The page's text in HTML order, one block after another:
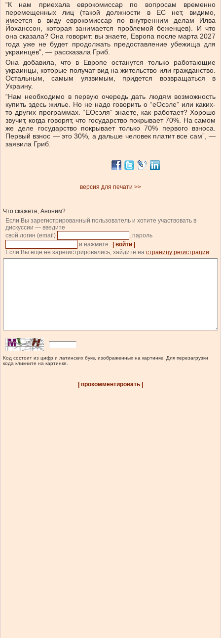
“К нам приехала еврокомиссар по вопросам временно
перемещенных лиц (такой должности в ЕС нет, видимо,
имеется в виду еврокомиссар по внутренним делам Илва
Йоханссон, которая занимается проблемой беженцев). И что
она сказала? Она говорит: вы знаете, Европа после марта 2027
года уже не будет продолжать предоставление убежища для
украинцев”, — рассказала Гриб.
Она добавила, что в Европе останутся только работающие
украинцы, которые получат вид на жительство или гражданство.
Остальным, самым уязвимым, придется возвращаться в
Украину.
“Нам необходимо в первую очередь дать людям возможность
купить здесь жилье. Но не надо говорить о “еОсэле” или каких-
то других программах. “ЕОсэля” знаете, как работает? Хорошо
звучит, когда говорят, что государство покрывает 70%. На самом
же деле государство покрывает только 70% первого взноса.
Первый взнос — это 30%, а дальше человек платит все сам”, —
заявила Гриб.
версия для печати >>
Что скажете, Аноним?
Если Вы зарегистрированный пользователь и хотите участвовать в
дискуссии — введите
свой логин (email)
, пароль
и нажмите
| войти |
.
Если Вы еще не зарегистрировались, зайдите на страницу регистрации.
Код состоит из цифр и латинских букв, изображенных на картинке. Для перезагрузки
кода кликните на картинке.
| прокомментировать |